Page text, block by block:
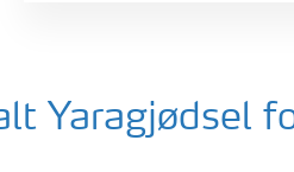
Yaragjødsel